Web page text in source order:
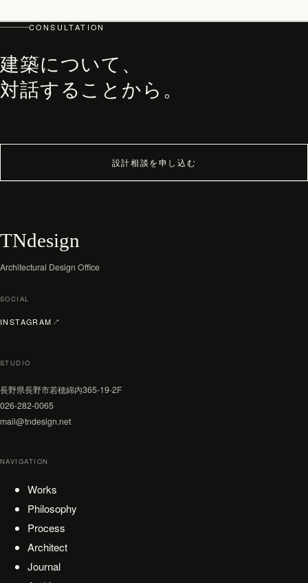
JOURNAL
archive
CONSULTATION
建築について、
対話することから。
設計相談を申し込む
TNdesign
Architectural Design Office
SOCIAL
INSTAGRAM ↗
（新しいタブで開く）
STUDIO
長野県長野市若穂綿内365-19-2F
026-282-0065
mail@tndesign.net
NAVIGATION
Works
Philosophy
Process
Architect
Journal